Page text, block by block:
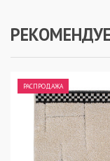
РАСПРОДАЖА